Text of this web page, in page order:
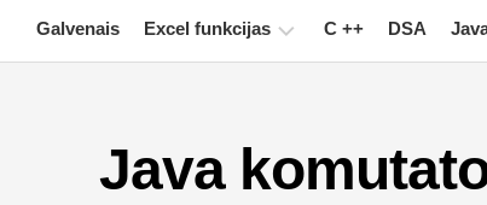
content
Galvenais Excel funkcijas
Excel
padomi
C ++ DSA
Java